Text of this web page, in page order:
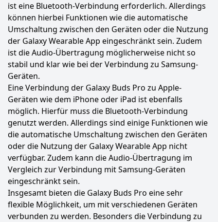
ist eine Bluetooth-Verbindung erforderlich. Allerdings
können hierbei Funktionen wie die automatische
Umschaltung zwischen den Geräten oder die Nutzung
der Galaxy Wearable App eingeschränkt sein. Zudem
ist die Audio-Übertragung möglicherweise nicht so
stabil und klar wie bei der Verbindung zu Samsung-
Geräten.
Eine Verbindung der Galaxy Buds Pro zu Apple-
Geräten wie dem iPhone oder iPad ist ebenfalls
möglich. Hierfür muss die Bluetooth-Verbindung
genutzt werden. Allerdings sind einige Funktionen wie
die automatische Umschaltung zwischen den Geräten
oder die Nutzung der Galaxy Wearable App nicht
verfügbar. Zudem kann die Audio-Übertragung im
Vergleich zur Verbindung mit Samsung-Geräten
eingeschränkt sein.
Insgesamt bieten die Galaxy Buds Pro eine sehr
flexible Möglichkeit, um mit verschiedenen Geräten
verbunden zu werden. Besonders die Verbindung zu